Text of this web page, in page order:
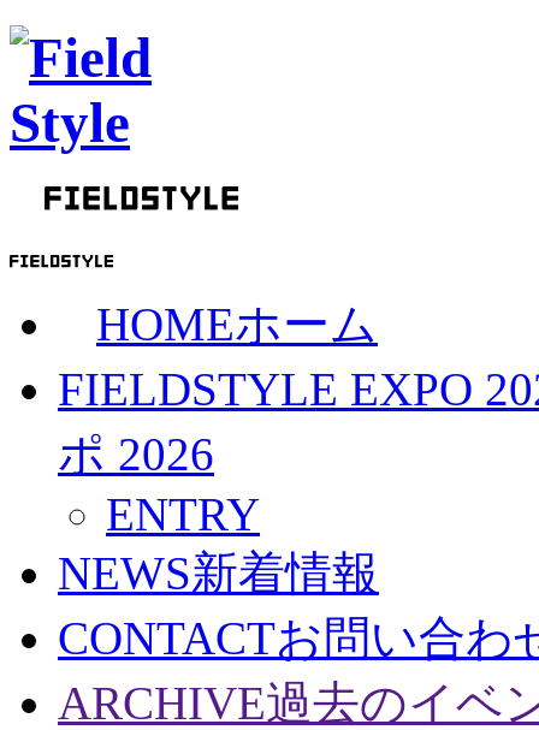
HOMEホーム
FIELDSTYLE EXPO
ポ 2026
ENTRY
NEWS新着情報
CONTACTお問い合わ
ARCHIVE過去のイベ